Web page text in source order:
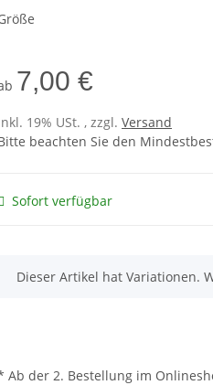
7,00 €
19% USt. , zzgl. Versand
beachten Sie den
Sofort verfügbar
x
Dieser Artikel hat Variationen.
Ab der 2. Bestellung im